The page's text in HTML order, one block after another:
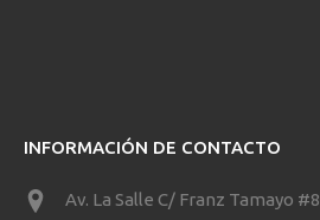
INFORMACIÓN DE CONTACTO
Av. La Salle C/ Franz Tamayo #8